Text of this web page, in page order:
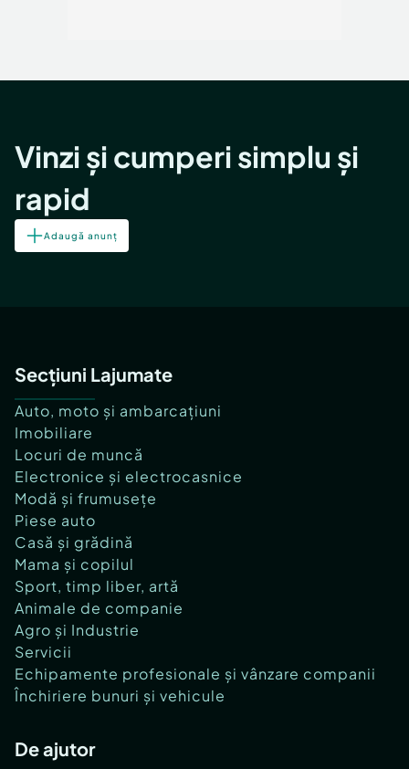
Vinzi și cumperi simplu și
rapid
Adaugă anunț
Secțiuni Lajumate
Auto, moto și ambarcațiuni
Imobiliare
Locuri de muncă
Electronice și electrocasnice
Modă și frumusețe
Piese auto
Casă și grădină
Mama și copilul
Sport, timp liber, artă
Animale de companie
Agro și Industrie
Servicii
Echipamente profesionale și vânzare companii
Închiriere bunuri și vehicule
De ajutor